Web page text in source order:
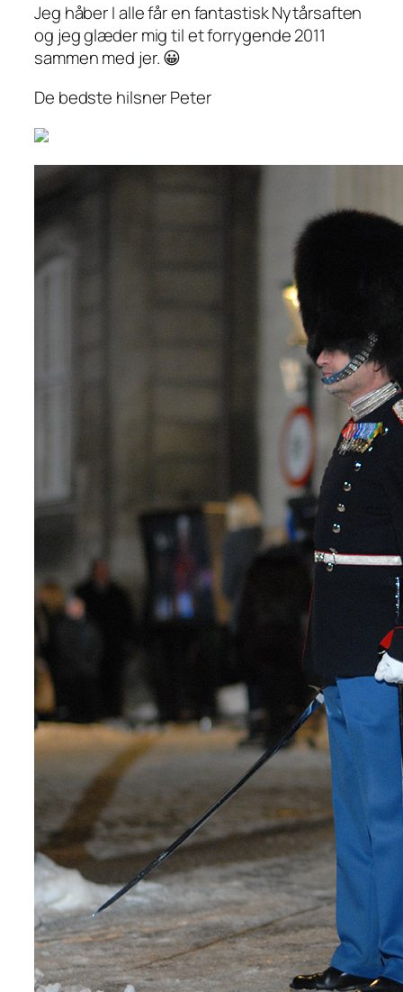
Jeg håber I alle får en fantastisk Nytårsaften
og jeg glæder mig til et forrygende 2011
sammen med jer. 😀
De bedste hilsner Peter